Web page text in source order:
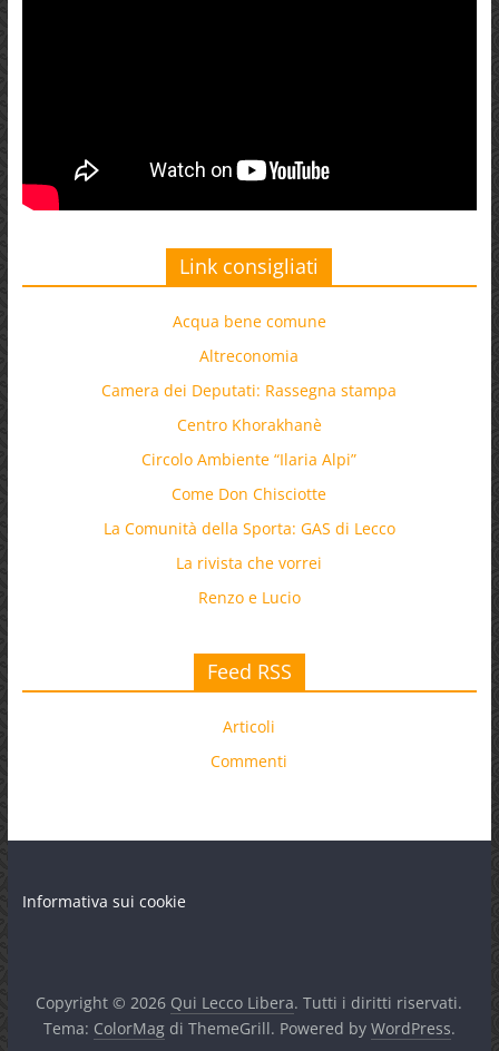
Link consigliati
Acqua bene comune
Altreconomia
Camera dei Deputati: Rassegna stampa
Centro Khorakhanè
Circolo Ambiente “Ilaria Alpi”
Come Don Chisciotte
La Comunità della Sporta: GAS di Lecco
La rivista che vorrei
Renzo e Lucio
Feed RSS
Articoli
Commenti
Informativa sui cookie
Copyright © 2026 Qui Lecco Libera. Tutti i diritti riservati.
Tema: ColorMagdi ThemeGrill. Powered by WordPress.